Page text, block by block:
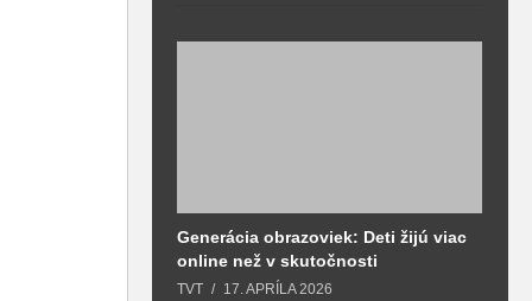
Generácia obrazoviek: Deti žijú viac
online než v skutočnosti
TVT 17. APRÍLA 2026